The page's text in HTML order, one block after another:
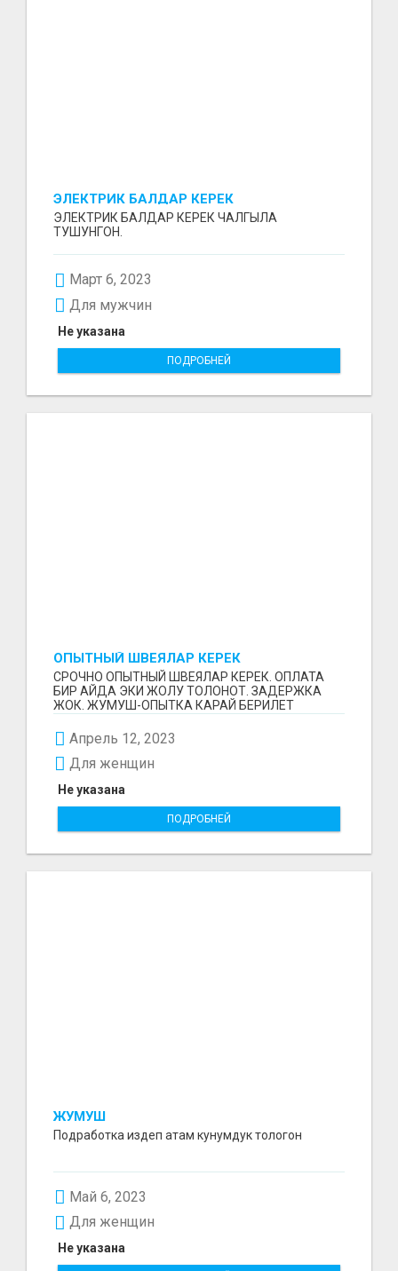
ЭЛЕКТРИК БАЛДАР КЕРЕК
ЭЛЕКТРИК БАЛДАР КЕРЕК ЧАЛГЫЛА
ТУШУНГОН.
Март 6, 2023
Не указана
Для мужчин
ПОДРОБНЕЙ
ОПЫТНЫЙ ШВЕЯЛАР КЕРЕК
СРОЧНО ОПЫТНЫЙ ШВЕЯЛАР КЕРЕК. ОПЛАТА
БИР АЙДА ЭКИ ЖОЛУ ТОЛОНОТ. ЗАДЕРЖКА
ЖОК. ЖУМУШ-ОПЫТКА КАРАЙ БЕРИЛЕТ
(ОПЕРАЦИОНКА). ЮБКА, ПЛАТЬЕ,ПИДЖАК ...
Апрель 12, 2023
Не указана
Для женщин
ПОДРОБНЕЙ
ЖУМУШ
Подработка издеп атам кунумдук тологон
Май 6, 2023
Не указана
Для женщин